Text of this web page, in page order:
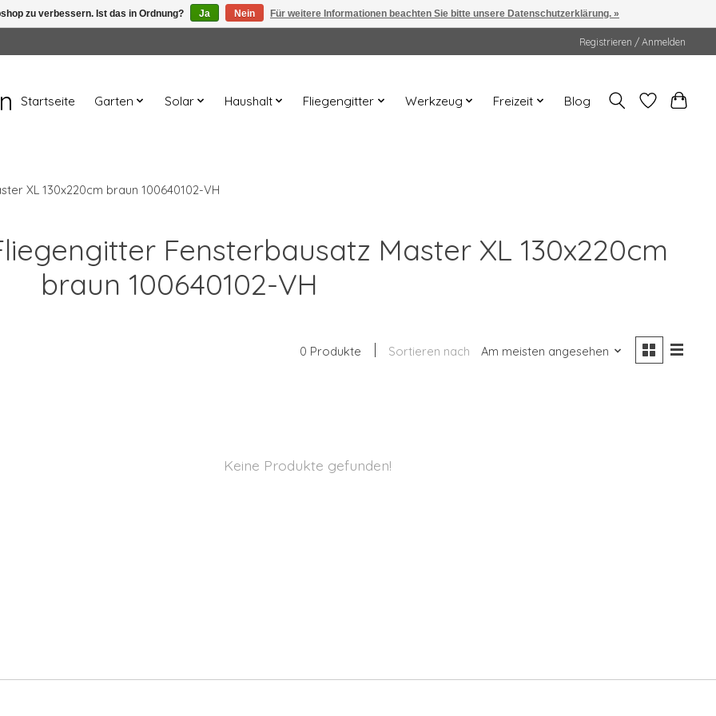
Registrieren / Anmelden
Startseite Garten Solar Haushalt Fliegengitter Werkzeug Freizeit Blog
XL 130x220cm braun 100640102-VH
Fensterbausatz Master XL 130x220cm
braun 100640102-VH
0 Produkte Sortieren nach Am meisten angesehen
Keine Produkte gefunden!
zu verbessern. Ist das in Ordnung? Ja Nein Für weitere Informationen beachten Sie bitte unsere Datenschutzerklärung. »